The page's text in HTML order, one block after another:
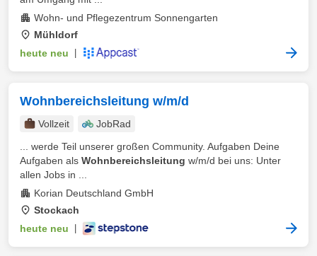
Wohn- und Pflegezentrum Sonnengarten
Mühldorf
heute neu
Wohnbereichsleitung w/m/d
Vollzeit
JobRad
... werde Teil unserer großen Community. Aufgaben Deine
Aufgaben als Wohnbereichsleitung w/m/d bei uns: Unter
allen Jobs in ...
Korian Deutschland GmbH
Stockach
heute neu